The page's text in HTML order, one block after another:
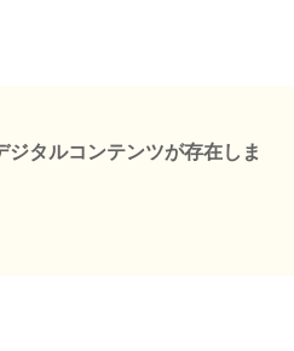
ジタルコンテンツが存在しま